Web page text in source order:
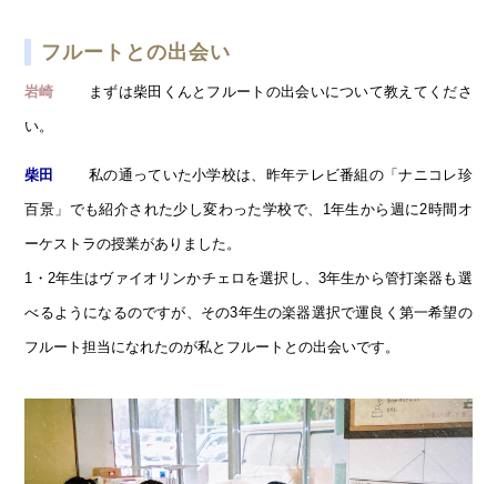
フルートとの出会い
岩崎 まずは柴田くんとフルートの出会いについて教えてくださ
い。
柴田 私の通っていた小学校は、昨年テレビ番組の「ナニコレ珍
百景」でも紹介された少し変わった学校で、1年生から週に2時間オ
ーケストラの授業がありました。
1・2年生はヴァイオリンかチェロを選択し、3年生から管打楽器も選
べるようになるのですが、その3年生の楽器選択で運良く第一希望の
フルート担当になれたのが私とフルートとの出会いです。